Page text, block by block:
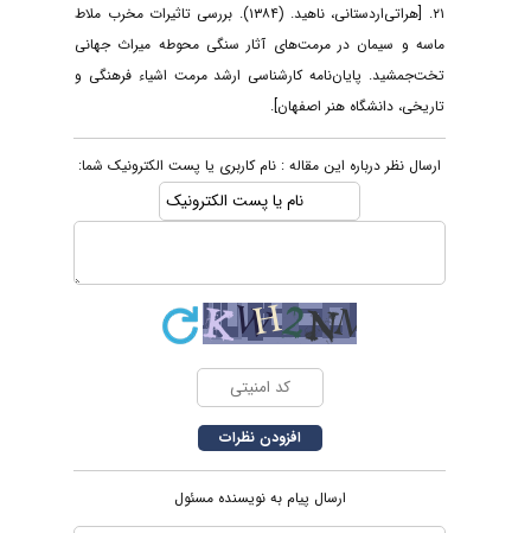
۲۱. [هراتی‌اردستانی، ناهید. (۱۳۸۴). بررسی تاثیرات مخرب ملاط
ماسه و ‌سیمان در مرمت‌های آثار سنگی محوطه میراث جهانی
تخت‌جمشید. پایان‌نامه کارشناسی ارشد مرمت اشیاء فرهنگی و
تاریخی، دانشگاه هنر اصفهان].
ارسال نظر درباره این مقاله : نام کاربری یا پست الکترونیک شما:
ارسال پیام به نویسنده مسئول